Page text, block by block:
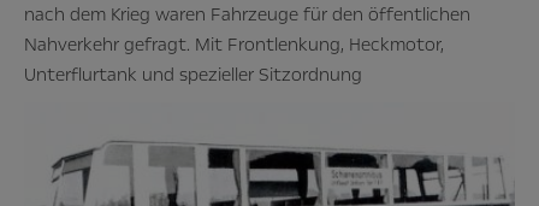
nach dem Krieg waren Fahrzeuge für den öffentlichen
Nahverkehr gefragt. Mit Frontlenkung, Heckmotor,
Unterflurtank und spezieller Sitzordnung